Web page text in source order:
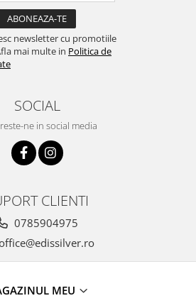
newsletter cu promotiile
mai multe in Politica de
SOCIAL
ne in social media
CLIENTI
0785904975
MEU